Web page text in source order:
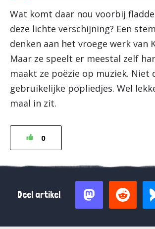
Wat komt daar nou voorbij
deze lichte verschijning? Een
denken aan het vroege werk van
Maar ze speelt er meestal zelf
maakt ze poëzie op muziek. Niet
gebruikelijke popliedjes. Wel
maal in zit.
0
Deel artikel